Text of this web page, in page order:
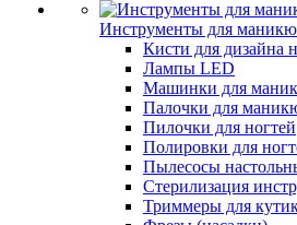
Инструменты для
Кисти для дизайна
Лампы LED
Машинки для
Палочки для
Пилочки для ногтей
Полировки для
Пылесосы
Стерилизация
Триммеры для